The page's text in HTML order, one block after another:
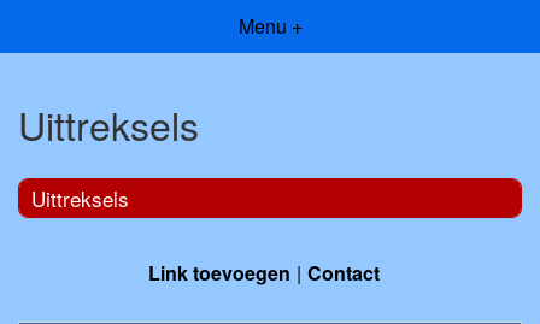
Menu +
Uittreksels
Uittreksels
Link toevoegen Contact